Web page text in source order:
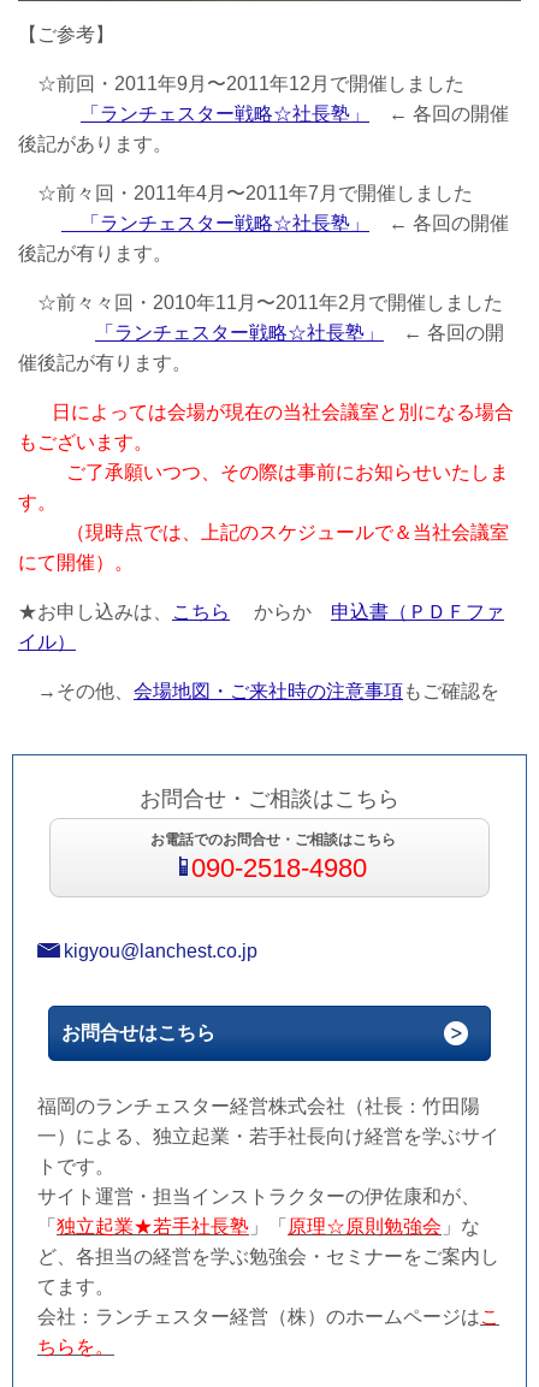
【ご参考】
☆前回・2011年9月〜2011年12月で開催しました
「ランチェスター戦略☆社長塾」
← 各回の開催
後記があります。
☆前々回・2011年4月〜2011年7月で開催しました
「ランチェスター戦略☆社長塾」
← 各回の開催
後記が有ります。
☆前々々回・2010年11月〜2011年2月で開催しました
「ランチェスター戦略☆社長塾」
← 各回の開
催後記が有ります。
日によっては会場が現在の当社会議室と別になる場合
もございます。
ご了承願いつつ、その際は事前にお知らせいたしま
す。
（現時点では、上記のスケジュールで＆当社会議室
にて開催）。
★お申し込みは、 こちら からか 申込書（ＰＤＦファ
イル）
→その他、 会場地図・ご来社時の注意事項もご確認を
お問合せ・ご相談はこちら
お電話でのお問合せ・ご相談はこちら
090-2518-4980
kigyou@lanchest.co.jp
お問合せはこちら
福岡のランチェスター経営株式会社（社長：竹田陽
一）による、独立起業・若手社長向け経営を学ぶサイ
トです。
サイト運営・担当インストラクターの伊佐康和が、
「 独立起業★若手社長塾 」「 原理☆原則勉強会 」な
ど、各担当の経営を学ぶ勉強会・セミナーをご案内し
てます。
会社：ランチェスター経営（株）のホームページはこ
ちらを。